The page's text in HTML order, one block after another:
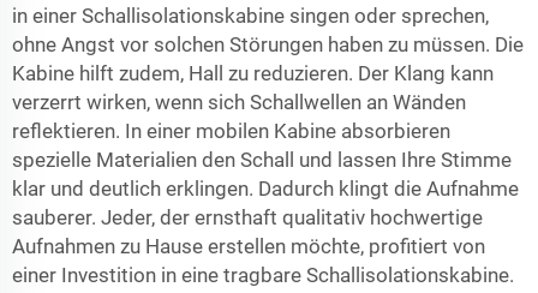
in einer Schallisolationskabine singen oder sprechen,
ohne Angst vor solchen Störungen haben zu müssen. Die
Kabine hilft zudem, Hall zu reduzieren. Der Klang kann
verzerrt wirken, wenn sich Schallwellen an Wänden
reflektieren. In einer mobilen Kabine absorbieren
spezielle Materialien den Schall und lassen Ihre Stimme
klar und deutlich erklingen. Dadurch klingt die Aufnahme
sauberer. Jeder, der ernsthaft qualitativ hochwertige
Aufnahmen zu Hause erstellen möchte, profitiert von
einer Investition in eine tragbare Schallisolationskabine.